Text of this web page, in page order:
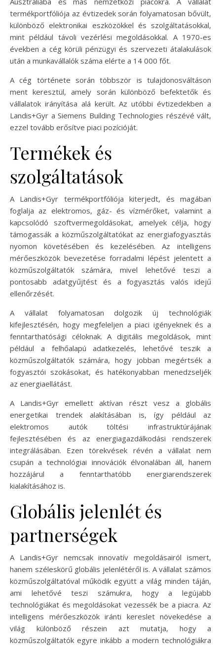
termékportfóliója az évtizedek során folyamatosan bővült,
különböző elektronikai eszközökkel és szolgáltatásokkal,
mint például távoli vezérlési megoldásokkal. A 1970-es
években a cég körüli pénzügyi és szervezeti átalakulások
után a munkavállalók száma elérte a 14 000 főt.
A cég története során többször is tulajdonosváltáson
ment keresztül, amely során különböző befektetők és
vállalatok irányítása alá került. Az utóbbi évtizedekben a
Landis+Gyr a Siemens Building Technologies részévé vált,
ezzel tovább erősítve piaci pozícióját.
Termékek és
szolgáltatások
A Landis+Gyr termékportfóliója kiterjedt, és magában
foglalja az elektromos, gáz- és vízmérőket, valamint a
kapcsolódó szoftvermegoldásokat, amelyek célja, hogy
támogassák a közműszolgáltatókat az energiafogyasztás
nyomon követésében és kezelésében. Az intelligens
mérőeszközök bevezetése forradalmi lépést jelentett a
közműszolgáltatók számára, mivel lehetővé teszi a
pontosabb adatgyűjtést és a fogyasztás valós idejű
ellenőrzését.
A vállalat folyamatosan dolgozik új technológiák
kifejlesztésén, hogy megfeleljen a piaci igényeknek és a
fenntarthatósági céloknak. A digitális megoldások, mint
például a felhőalapú adatkezelés, lehetővé teszik a
közműszolgáltatók számára, hogy jobban megértsék a
fogyasztói szokásokat, és hatékonyabban menedzseljék
az energiaellátást.
A Landis+Gyr emellett aktívan részt vesz a globális
energetikai trendek alakításában is, így például az
elektromos autók töltési infrastruktúrájának
fejlesztésében és az energiagazdálkodási rendszerek
integrálásában. Ezen törekvések révén a vállalat nem
csupán a technológiai innovációk élvonalában áll, hanem
hozzájárul a fenntarthatóbb energiarendszerek
kialakításához is.
Globális jelenlét és
partnerségek
A Landis+Gyr nemcsak innovatív megoldásairól ismert,
hanem széleskörű globális jelenlétéről is. A vállalat számos
közműszolgáltatóval működik együtt a világ minden táján,
ami lehetővé teszi számukra, hogy a legújabb
technológiákat és megoldásokat vezessék be a piacra. Az
intelligens mérőeszközök iránti kereslet növekedése a
világ különböző részein azt mutatja, hogy a
közműszolgáltatók egyre inkább a modern technológiákra